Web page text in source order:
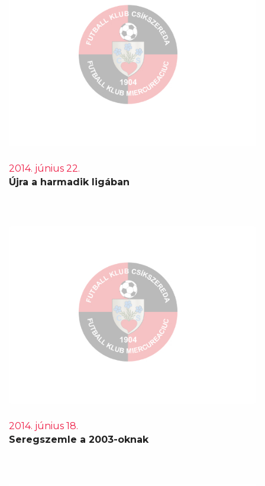
2014. június 22.
Újra a harmadik ligában
2014. június 18.
Seregszemle a 2003-oknak